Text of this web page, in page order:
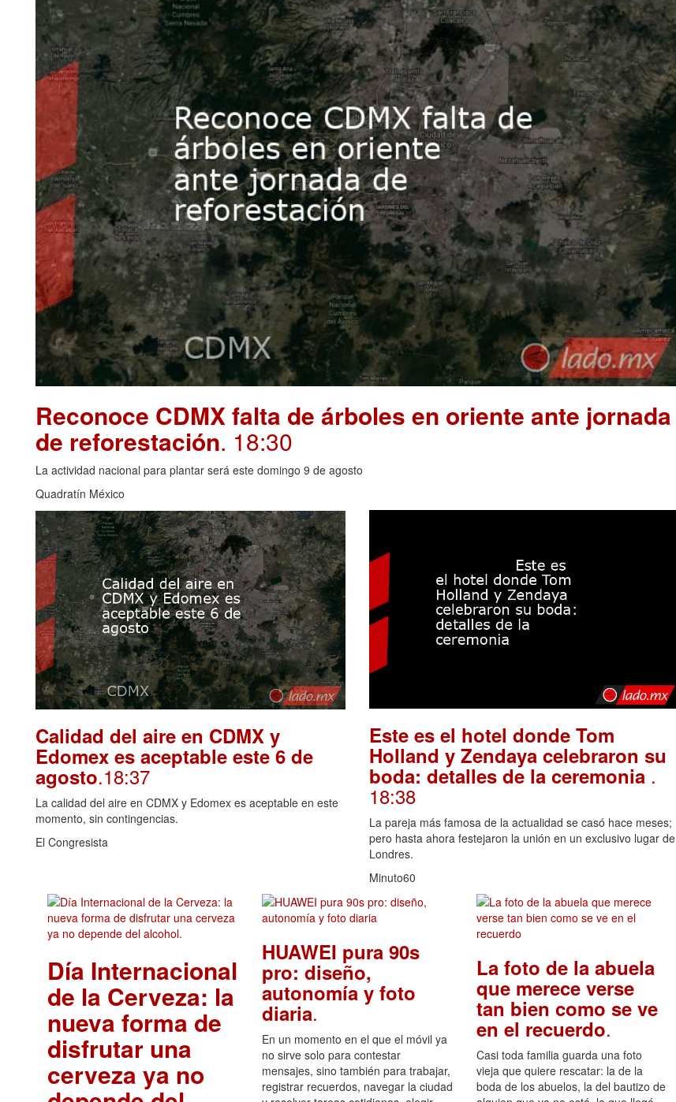
Reconoce CDMX falta de árboles en oriente ante jornada
de reforestación. 18:30
La actividad nacional para plantar será este domingo 9 de agosto
Quadratín México
Calidad del aire en CDMX y
Edomex es aceptable este 6 de
agosto.18:37
La calidad del aire en CDMX y Edomex es aceptable en este
momento, sin contingencias.
El Congresista
Este es el hotel donde Tom
Holland y Zendaya celebraron su
boda: detalles de la ceremonia .
18:38
La pareja más famosa de la actualidad se casó hace meses;
pero hasta ahora festejaron la unión en un exclusivo lugar de
Londres.
Minuto60
Día Internacional
de la Cerveza: la
nueva forma de
disfrutar una
cerveza ya no
HUAWEI pura 90s
pro: diseño,
autonomía y foto
diaria.
En un momento en el que el móvil ya
no sirve solo para contestar
mensajes, sino también para trabajar,
registrar recuerdos, navegar la ciudad
La foto de la abuela
que merece verse
tan bien como se ve
en el recuerdo.
Casi toda familia guarda una foto
vieja que quiere rescatar: la de la
boda de los abuelos, la del bautizo de